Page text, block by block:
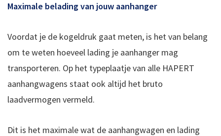
Maximale belading van jouw aanhanger
Voordat je de kogeldruk gaat meten, is het van belang
om te weten hoeveel lading je aanhanger mag
transporteren. Op het typeplaatje van alle HAPERT
aanhangwagens staat ook altijd het bruto
laadvermogen vermeld.
Dit is het maximale wat de aanhangwagen en lading